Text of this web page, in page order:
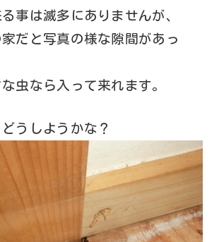
事は滅多にありませんが、
だと写真の様な隙間があっ
虫なら入って来れます。
うしようかな？